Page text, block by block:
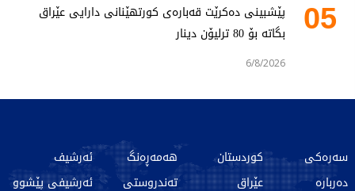
05
پێشبینی دەکرێت قەبارەی کورتهێنانی دارایی عێراق
بگاتە بۆ 80 ترلیۆن دینار
6/8/2026
سەرەکی
دەربارە
کوردستان
عێراق
هەمەڕەنگ
تەندروستی
ئەرشیف
ئەرشیفی پێشوو